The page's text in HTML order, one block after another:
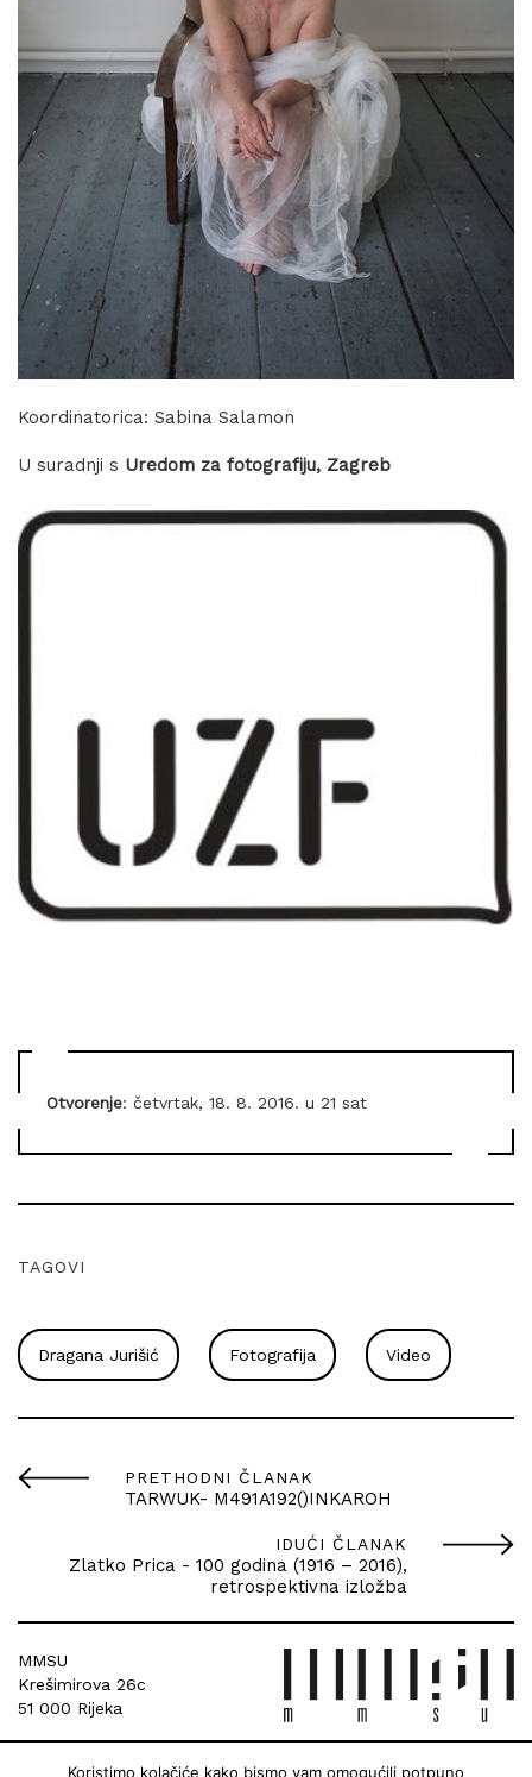
Koordinatorica: Sabina Salamon
U suradnji s Uredom za fotografiju, Zagreb
Otvorenje: četvrtak, 18. 8. 2016. u 21 sat
TAGOVI
Dragana Jurišić Fotografija Video
PRETHODNI ČLANAK
TARWUK- M491A192()INKAROH
IDUĆI ČLANAK
Zlatko Prica - 100 godina (1916 – 2016),
retrospektivna izložba
MMSU
Krešimirova 26c
51 000 Rijeka
Koristimo kolačiće kako bismo vam omogućili potpuno